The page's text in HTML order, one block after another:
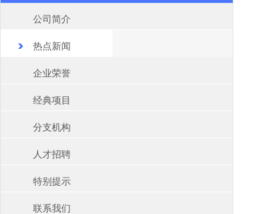
公司简介
热点新闻
企业荣誉
经典项目
分支机构
人才招聘
特别提示
联系我们